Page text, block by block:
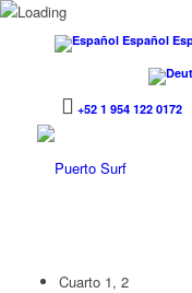
Español
+52 1 954 122 0172
Cuarto 1, 2